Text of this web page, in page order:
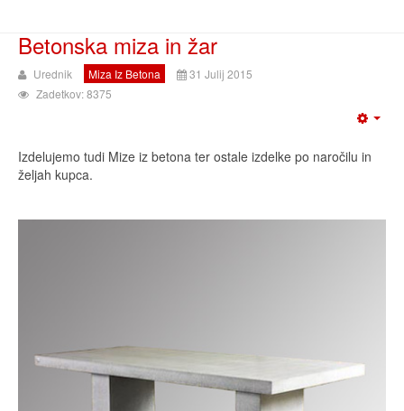
Betonska miza in žar
Urednik Miza Iz Betona
31 Julij 2015
Zadetkov: 8375
Izdelujemo tudi Mize iz betona ter ostale izdelke po naročilu in
željah kupca.